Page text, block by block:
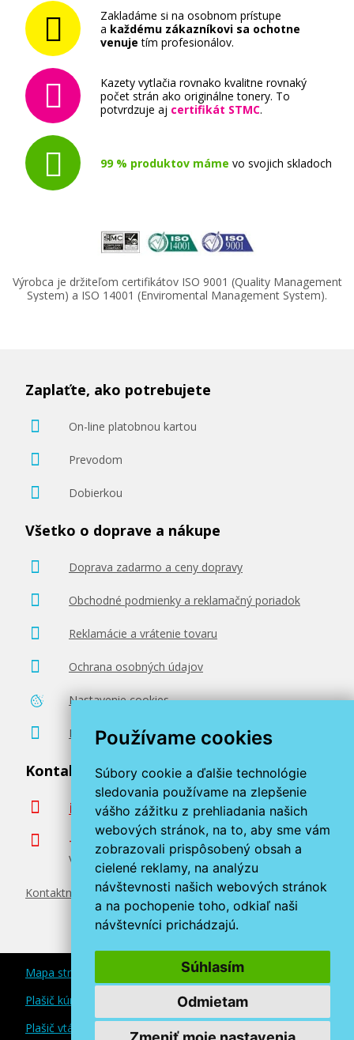
Používame cookies
Súbory cookie a ďalšie technológie
sledovania používame na zlepšenie
vášho zážitku z prehliadania našich
webových stránok, na to, aby sme vám
zobrazovali prispôsobený obsah a
cielené reklamy, na analýzu
návštevnosti našich webových stránok
a na pochopenie toho, odkiaľ naši
návštevníci prichádzajú.
Súhlasím
Odmietam
Zakladáme si na osobnom prístupe
a každému zákazníkovi sa ochotne
venuje tím profesionálov.
Kazety vytlačia rovnako kvalitne rovnaký
počet strán ako originálne tonery. To
potvrdzuje aj certifikát STMC.
99 % produktov máme vo svojich skladoch
Výrobca je držiteľom certifikátov ISO 9001 (Quality Management
System) a ISO 14001 (Enviromental Management System).
Zaplaťte, ako potrebujete
On-line platobnou kartou
Prevodom
Dobierkou
Všetko o doprave a nákupe
Doprava zadarmo a ceny dopravy
Obchodné podmienky a reklamačný poriadok
Reklamácie a vrátenie tovaru
Ochrana osobných údajov
Nastavenie cookies
Poradenstvo zadarmo
Kontaktujte nás
info@miroluk.sk
+420 377 222 313
Volajte v pracovné dni od 8. do 17. hod.
Kontaktné údaje
Mapa stránok
Plašič kún a myší
Plašič vtákov